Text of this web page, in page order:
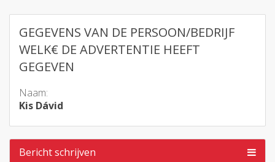
GEGEVENS VAN DE PERSOON/BEDRIJF
WELK€ DE ADVERTENTIE HEEFT
GEGEVEN
Naam:
Kis Dávid
Bericht schrijven